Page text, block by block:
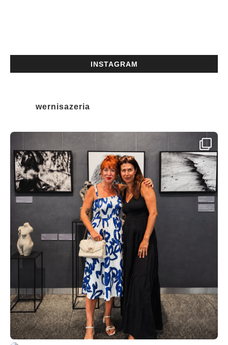
INSTAGRAM
wernisazeria